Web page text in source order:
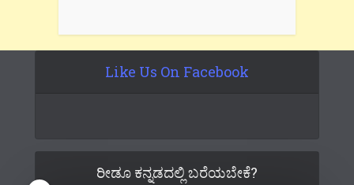
Like Us On Facebook
ರೀಡೂ ಕನ್ನಡದಲ್ಲಿ ಬರೆಯಬೇಕೆ?